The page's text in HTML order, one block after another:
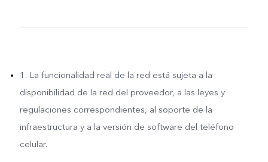
1. La funcionalidad real de la red está sujeta a la
disponibilidad de la red del proveedor, a las leyes y
regulaciones correspondientes, al soporte de la
infraestructura y a la versión de software del teléfono
celular.